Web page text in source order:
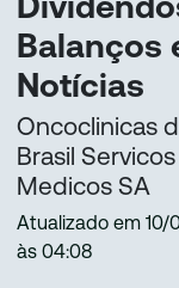
Balanços
Notícias
Oncoclinicas
Brasil Servicos
Medicos SA
Atualizado em 10/
às 04:08